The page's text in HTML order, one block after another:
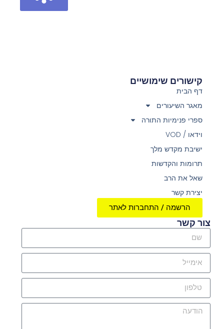
קישורים שימושיים
דף הבית
מאגר השיעורים
ספרי פנימיות התורה
וידאו / VOD
ישיבת מקדש מלך
תרומות והקדשות
שאל את הרב
יצירת קשר
הרשמה / התחברות לאתר
צור קשר